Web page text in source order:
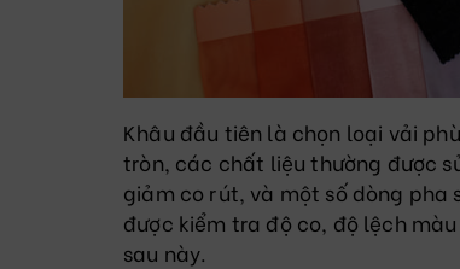
Khâu đầu tiên là chọn loại vải
tròn, các chất liệu thường được
giảm co rút, và một số dòng pha
được kiểm tra độ co, độ lệch
sau này.